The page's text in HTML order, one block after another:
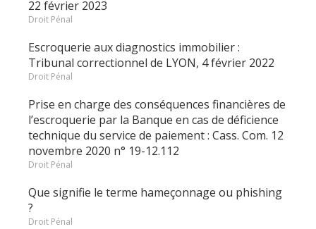
22 février 2023
Droit Pénal
Escroquerie aux diagnostics immobilier :
Tribunal correctionnel de LYON, 4 février 2022
Droit Pénal
Prise en charge des conséquences financières de
l’escroquerie par la Banque en cas de déficience
technique du service de paiement : Cass. Com. 12
novembre 2020 n° 19-12.112
Droit Pénal
Que signifie le terme hameçonnage ou phishing
?
Droit Pénal